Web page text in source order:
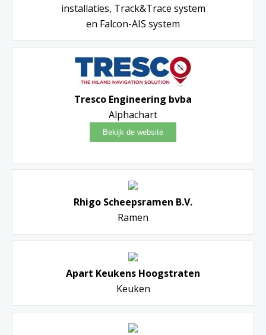
installaties, Track&Trace system
en Falcon-AIS system
Tresco Engineering bvba
Alphachart
Rhigo Scheepsramen B.V.
Ramen
Apart Keukens Hoogstraten
Keuken